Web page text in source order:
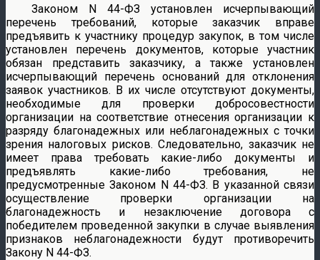
Законом N 44-ФЗ установлен исчерпывающий
перечень требований, которые заказчик вправе
предъявить к участнику процедур закупок, в том числе
установлен перечень документов, которые участник
обязан представить заказчику, а также установлен
исчерпывающий перечень оснований для отклонения
заявок участников. В их числе отсутствуют документы,
необходимые для проверки добросовестности
организации на соответствие отнесения организации к
разряду благонадежных или неблагонадежных с точки
зрения налоговых рисков. Следовательно, заказчик не
имеет права требовать какие-либо документы и
предъявлять какие-либо требования, не
предусмотренные Законом N 44-ФЗ. В указанной связи
осуществление проверки организации на
благонадежность и незаключение договора с
победителем проведенной закупки в случае выявления
признаков неблагонадежности будут противоречить
Закону N 44-ФЗ.